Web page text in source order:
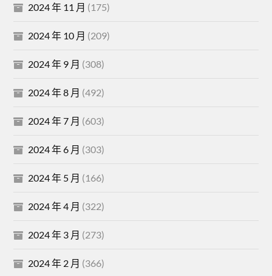
2024 年 11 月 (175)
2024 年 10 月 (209)
2024 年 9 月 (308)
2024 年 8 月 (492)
2024 年 7 月 (603)
2024 年 6 月 (303)
2024 年 5 月 (166)
2024 年 4 月 (322)
2024 年 3 月 (273)
2024 年 2 月 (366)